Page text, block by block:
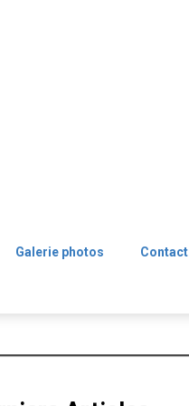
Galerie photos Contact